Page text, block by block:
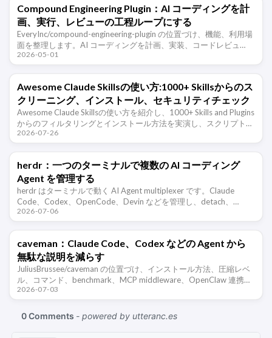
Compound Engineering Plugin：AI コーディングを計
画、実行、レビューの工程ループにする
EveryInc/compound-engineering-plugin の位置づけ、機能、利用場
面を整理します。AI コーディングを計画、実装、コードレビュ
ー、経験の蓄積に分け、Claude …
2026-05-01
Awesome Claude Skillsの使い方:1000+ Skillsからのス
クリーニング、インストール、セキュリティチェック
Awesome Claude Skillsの使い方を紹介し、1000+ Skills and Plugins
からのフィルタリングとインストール方法を実演し、スクリプト、
権限、キー、クロスクライアント互 …
2026-07-26
herdr：一つのターミナルで複数の AI コーディング
Agent を管理する
herdr はターミナルで動く AI Agent multiplexer です。Claude
Code、Codex、OpenCode、Devin などを管理し、detach、
remote、socket …
2026-07-06
caveman：Claude Code、Codex などの Agent から
無駄な説明を減らす
JuliusBrussee/caveman の位置づけ、インストール方法、圧縮レベ
ル、コマンド、benchmark、MCP middleware、OpenClaw 連携、
適用範囲を整理します。
2026-07-03